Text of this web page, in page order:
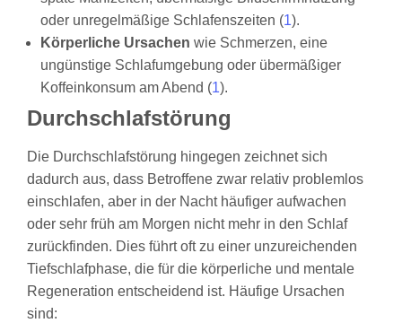
oder unregelmäßige Schlafenszeiten (1).
Körperliche Ursachen wie Schmerzen, eine
ungünstige Schlafumgebung oder übermäßiger
Koffeinkonsum am Abend (1).
Durchschlafstörung
Die Durchschlafstörung hingegen zeichnet sich
dadurch aus, dass Betroffene zwar relativ problemlos
einschlafen, aber in der Nacht häufiger aufwachen
oder sehr früh am Morgen nicht mehr in den Schlaf
zurückfinden. Dies führt oft zu einer unzureichenden
Tiefschlafphase, die für die körperliche und mentale
Regeneration entscheidend ist. Häufige Ursachen
sind: